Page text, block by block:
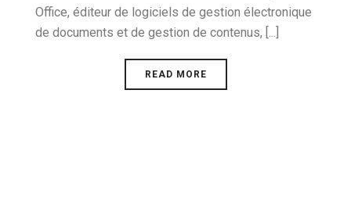
Office, éditeur de logiciels de gestion électronique
de documents et de gestion de contenus, [...]
READ MORE